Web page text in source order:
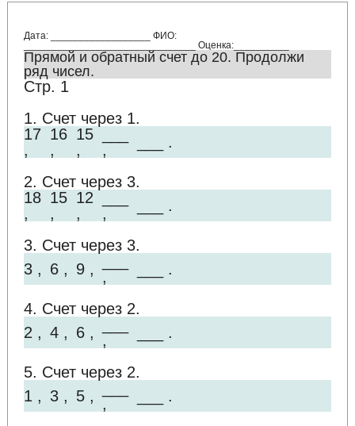
Дата: __________________ ФИО:
_______________________________ Оценка:__________
Прямой и обратный счет до 20. Продолжи
ряд чисел.
Стр. 1
1. Счет через 1.
17
,
16
,
15
,
,
___ .
2. Счет через 3.
18
,
15
,
12
,
,
___ .
3. Счет через 3.
3 , 6 , 9 , ,
___ .
4. Счет через 2.
2 , 4 , 6 , ,
___ .
5. Счет через 2.
1 , 3 , 5 , ,
___ .